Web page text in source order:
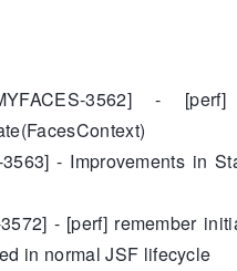
3562] - [perf]
- Improvements in
- [perf] remember
in normal JSF lifecycle